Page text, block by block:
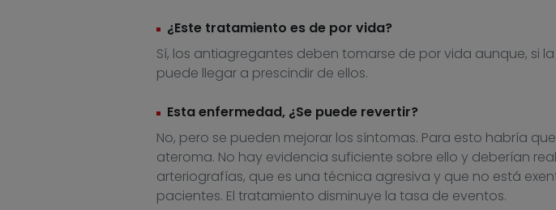
¿Este tratamiento es de por vida?
Sí, los antiagregantes deben tomarse de por vida aunque, si
puede llegar a prescindir de ellos.
Esta enfermedad, ¿Se puede revertir?
No, pero se pueden mejorar los síntomas. Para esto habría
ateroma. No hay evidencia suficiente sobre ello y deberían
arteriografías, que es una técnica agresiva y que no está
pacientes. El tratamiento disminuye la tasa de eventos.